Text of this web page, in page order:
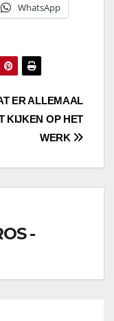
WhatsApp
ER ALLEMAAL
KIJKEN OP HET
WERK
-